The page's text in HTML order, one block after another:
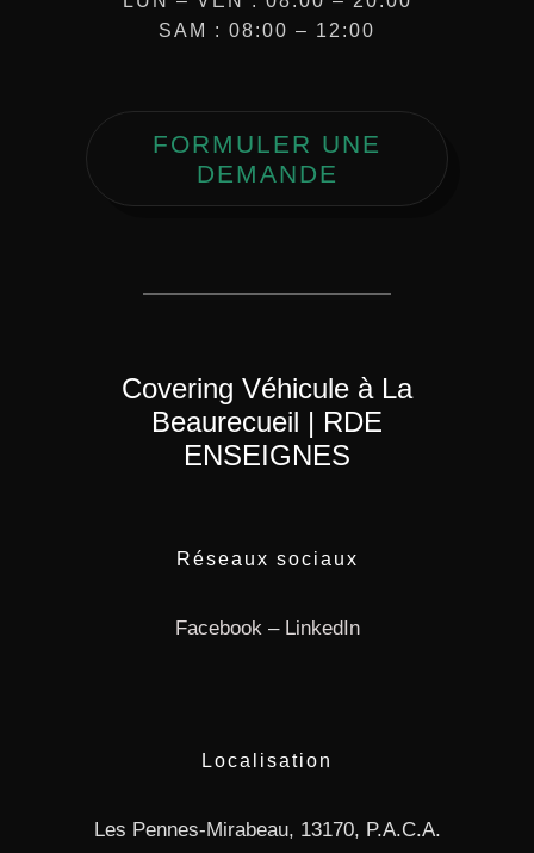
SAM : 08:00 – 12:00
FORMULER UNE
DEMANDE
Covering Véhicule à La
Beaurecueil | RDE
ENSEIGNES
Réseaux sociaux
Facebook– LinkedIn
Localisation
Les Pennes-Mirabeau, 13170, P.A.C.A.